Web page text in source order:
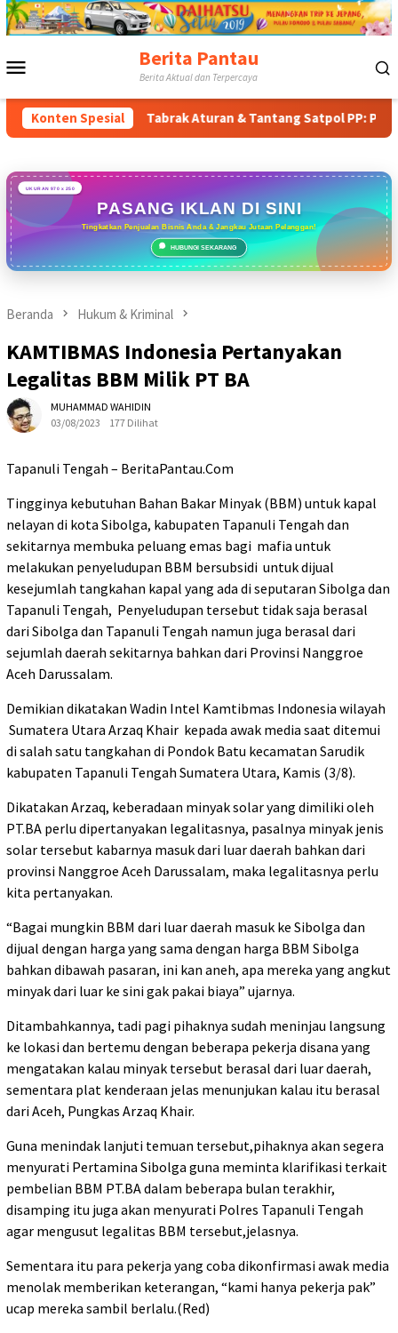
Loncat
ke
Berita Pantau
Berita Aktual dan Terpercaya
Konten SpesialTabrak Aturan & Tantang Satpol PP:
UKURAN 970 x 250
PASANG IKLAN DI SINI
Tingkatkan Penjualan Bisnis Anda & Jangkau Jutaan Pelanggan!
HUBUNGI SEKARANG
Beranda Hukum & Kriminal
KAMTIBMAS Indonesia Pertanyakan
Legalitas BBM Milik PT BA
MUHAMMAD WAHIDIN
03/08/2023
177 Dilihat
Tapanuli Tengah – BeritaPantau.Com
Tingginya kebutuhan Bahan Bakar Minyak (BBM) untuk kapal
nelayan di kota Sibolga, kabupaten Tapanuli Tengah dan
sekitarnya membuka peluang emas bagi mafia untuk
melakukan penyeludupan BBM bersubsidi untuk dijual
kesejumlah tangkahan kapal yang ada di seputaran Sibolga dan
Tapanuli Tengah, Penyeludupan tersebut tidak saja berasal
dari Sibolga dan Tapanuli Tengah namun juga berasal dari
sejumlah daerah sekitarnya bahkan dari Provinsi Nanggroe
Aceh Darussalam.
Demikian dikatakan Wadin Intel Kamtibmas Indonesia wilayah
Sumatera Utara Arzaq Khair kepada awak media saat ditemui
di salah satu tangkahan di Pondok Batu kecamatan Sarudik
kabupaten Tapanuli Tengah Sumatera Utara, Kamis (3/8).
Dikatakan Arzaq, keberadaan minyak solar yang dimiliki oleh
PT.BA perlu dipertanyakan legalitasnya, pasalnya minyak jenis
solar tersebut kabarnya masuk dari luar daerah bahkan dari
provinsi Nanggroe Aceh Darussalam, maka legalitasnya perlu
kita pertanyakan.
“Bagai mungkin BBM dari luar daerah masuk ke Sibolga dan
dijual dengan harga yang sama dengan harga BBM Sibolga
bahkan dibawah pasaran, ini kan aneh, apa mereka yang angkut
minyak dari luar ke sini gak pakai biaya” ujarnya.
Ditambahkannya, tadi pagi pihaknya sudah meninjau langsung
ke lokasi dan bertemu dengan beberapa pekerja disana yang
mengatakan kalau minyak tersebut berasal dari luar daerah,
sementara plat kenderaan jelas menunjukan kalau itu berasal
dari Aceh, Pungkas Arzaq Khair.
Guna menindak lanjuti temuan tersebut,pihaknya akan segera
menyurati Pertamina Sibolga guna meminta klarifikasi terkait
pembelian BBM PT.BA dalam beberapa bulan terakhir,
disamping itu juga akan menyurati Polres Tapanuli Tengah
agar mengusut legalitas BBM tersebut,jelasnya.
Sementara itu para pekerja yang coba dikonfirmasi awak media
menolak memberikan keterangan, “kami hanya pekerja pak”
ucap mereka sambil berlalu.(Red)